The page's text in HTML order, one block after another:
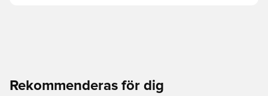
Rekommenderas för dig